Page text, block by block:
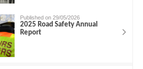
Published on 29/05/2026
2025 Road Safety Annual
Report